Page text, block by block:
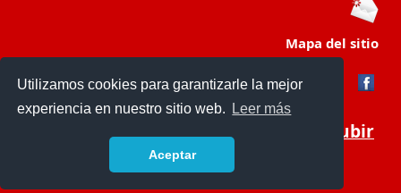
Utilizamos cookies para garantizarle la mejor
experiencia en nuestro sitio web.
Leer más
Aceptar
Mapa del sitio
Subir